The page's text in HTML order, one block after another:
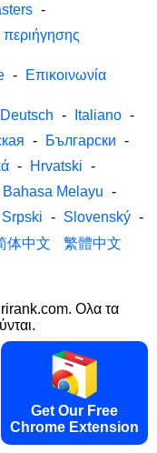
-
- Επικοινωνία
Deutsch - Italiano -
- Български -
- Hrvatski -
Bahasa Melayu -
Srpski - Slovenský -
体中文
繁體中文
Ολα τα
Get Our Free
Chrome Extension